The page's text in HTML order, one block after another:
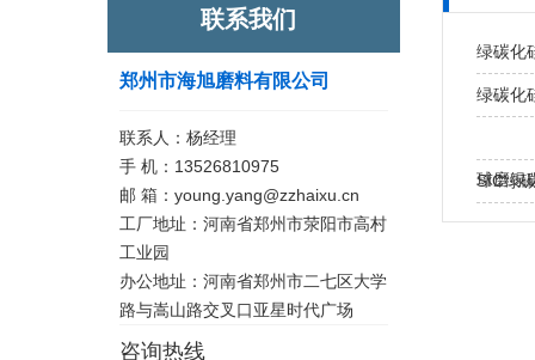
联系我们
郑州市海旭磨料有限公司
联系人：杨经理
手 机：13526810975
邮 箱：young.yang@zzhaixu.cn
工厂地址：河南省郑州市荥阳市高村
工业园
办公地址：河南省郑州市二七区大学
路与嵩山路交叉口亚星时代广场
咨询热线
绿碳化
绿碳化
球磨绿
粉
SIC绿